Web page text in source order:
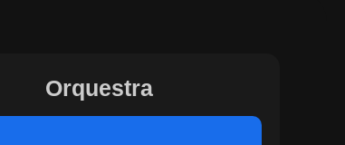
Orquestra